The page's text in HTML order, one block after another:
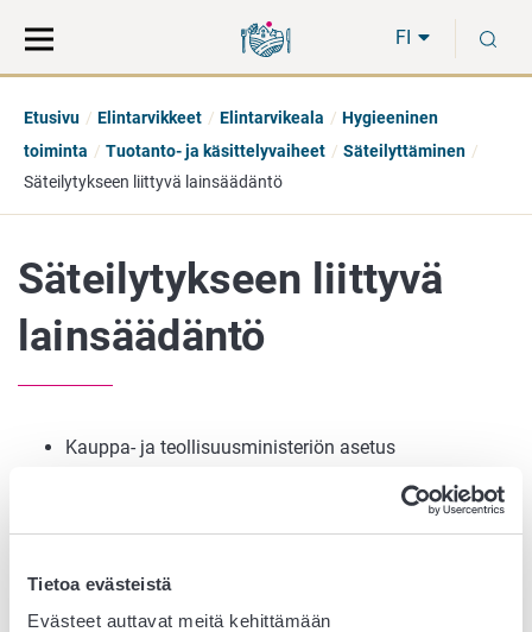
Tietoa evästeistä
Evästeet auttavat meitä kehittämään
suoraan
sisältöön
koko
sivuston
FI
Etusivu Elintarvikkeet Elintarvikeala
Hygieeninen
toiminta
Tuotanto- ja käsittelyvaiheet
Säteilyttäminen
Säteilytykseen liittyvä lainsäädäntö
Säteilytykseen liittyvä
lainsäädäntö
Kauppa- ja teollisuusministeriön asetus
Euroopan parlamentin ja neuvoston direktiivi
elintarvikkeita ja elintarvikkeiden ainesosia koskevan
jäsenvaltioiden lainsäädännön lähentämisestä